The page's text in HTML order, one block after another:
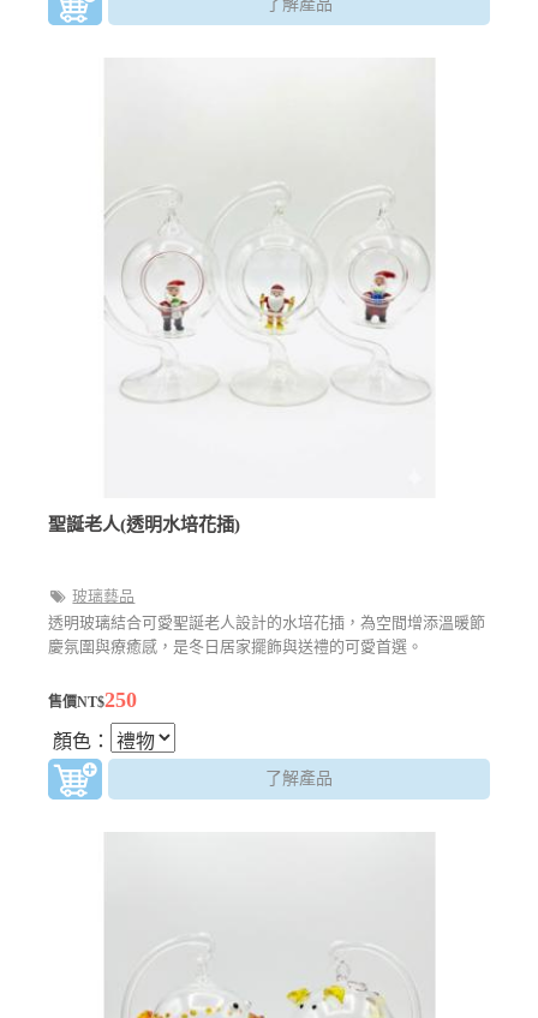
了解產品
聖誕老人(透明水培花插)
玻璃藝品
透明玻璃結合可愛聖誕老人設計的水培花插，為空間增添溫暖節
慶氛圍與療癒感，是冬日居家擺飾與送禮的可愛首選。
售價NT$250
顏色：
了解產品